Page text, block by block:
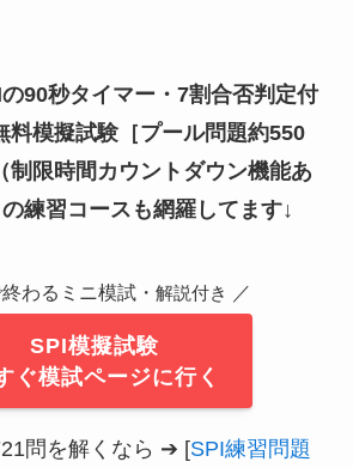
の90秒タイマー・7割合否判定付
料模擬試験［プール問題約550
制限時間カウントダウン機能あ
練習コースも網羅してます↓
わるミニ模試・ 解説付き ／
SPI模擬試験
ぐ模試ページに行く
問を解くなら ➔ [SPI練習問題